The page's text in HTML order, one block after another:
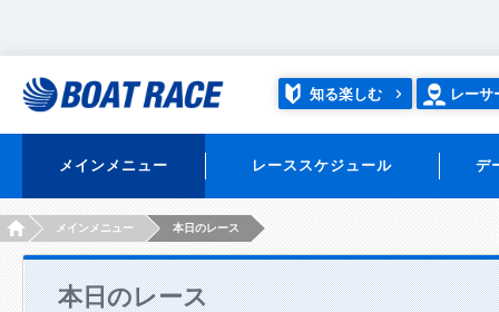
知る楽しむ レーサ
メインメニュー レーススケジュール デ
HOMEメインメニュー 本日のレース
本日のレース